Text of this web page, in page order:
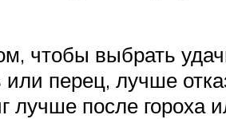
чтобы выбрать
перец, лучше
лучше после гороха